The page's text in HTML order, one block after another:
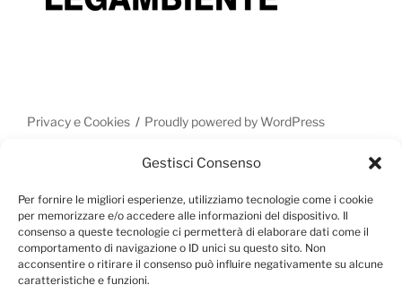
Gestisci Consenso
Per fornire le migliori esperienze, utilizziamo tecnologie come i cookie
per memorizzare e/o accedere alle informazioni del dispositivo. Il
consenso a queste tecnologie ci permetterà di elaborare dati come il
comportamento di navigazione o ID unici su questo sito. Non
acconsentire o ritirare il consenso può influire negativamente su alcune
caratteristiche e funzioni.
Privacy e Cookies Proudly powered by WordPress